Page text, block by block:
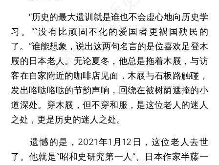
“历史的最大遗训就是谁也不会虚心地向历史学
习。”“没有比顽固不化的爱国者更祸国殃民的
了。”谁能想象，说出这两句名言的是位喜欢足登木
屐的日本老人。无论夏冬，他总是拖着木屐，与访
客在自家附近的咖啡店见面，木屐与石板路触碰，
发出咯哒咯哒的节韵声响，回绕在被树荫遮掩的小
道深处。穿木屐，但不穿和服，是这位老人的迷人
之处，更是历史的迷人之处。
遗憾的是，2021年1月12日，这位老人去世
了。他就是“昭和史研究第一人”、日本作家半藤一